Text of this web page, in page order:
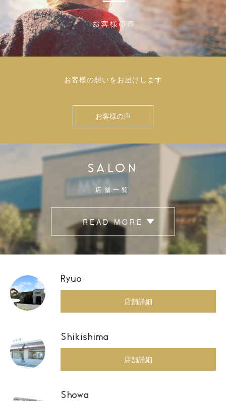
お客様の想いをお届けします
お客様の声
SALON
店舗一覧
READ MORE
Ryuo
店舗詳細
Shikishima
店舗詳細
Showa